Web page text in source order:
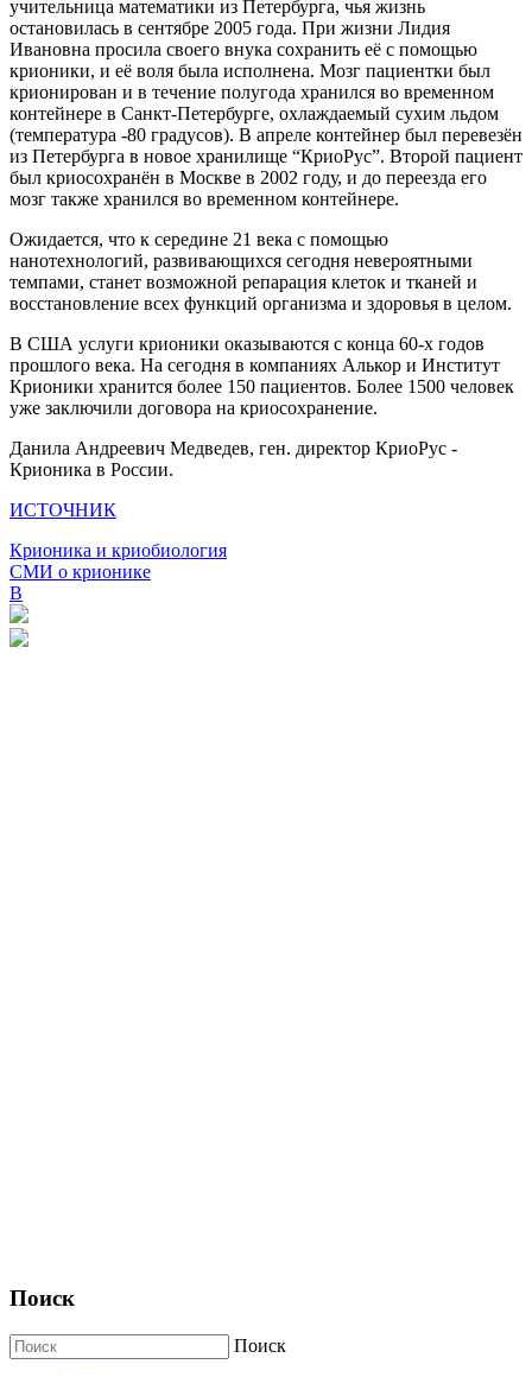
учительница математики из Петербурга, чья жизнь
остановилась в сентябре 2005 года. При жизни Лидия
Ивановна просила своего внука сохранить её с помощью
крионики, и её воля была исполнена. Мозг пациентки был
крионирован и в течение полугода хранился во временном
контейнере в Санкт-Петербурге, охлаждаемый сухим льдом
(температура -80 градусов). В апреле контейнер был перевезён
из Петербурга в новое хранилище “КриоРус”. Второй пациент
был криосохранён в Москве в 2002 году, и до переезда его
мозг также хранился во временном контейнере.
Ожидается, что к середине 21 века с помощью
нанотехнологий, развивающихся сегодня невероятными
темпами, станет возможной репарация клеток и тканей и
восстановление всех функций организма и здоровья в целом.
В США услуги крионики оказываются с конца 60-х годов
прошлого века. На сегодня в компаниях Алькор и Институт
Крионики хранится более 150 пациентов. Более 1500 человек
уже заключили договора на криосохранение.
Данила Андреевич Медведев, ген. директор КриоРус -
Крионика в России.
ИСТОЧНИК
Крионика и криобиология
СМИ о крионике
В
Поиск
Поиск